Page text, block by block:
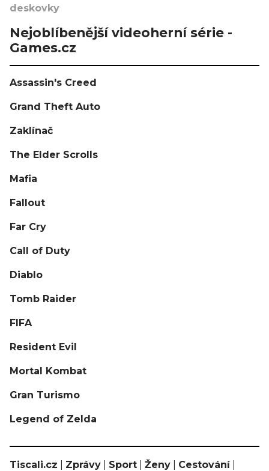
deskovky
Nejoblíbenější videoherní série -
Games.cz
Assassin's Creed
Grand Theft Auto
Zaklínač
The Elder Scrolls
Mafia
Fallout
Far Cry
Call of Duty
Diablo
Tomb Raider
FIFA
Resident Evil
Mortal Kombat
Gran Turismo
Legend of Zelda
Tiscali.cz Zprávy Sport Ženy Cestování|